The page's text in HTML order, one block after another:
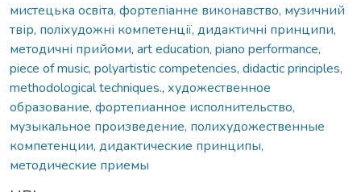
мистецька освіта, фортепіанне виконавство, музичний
твір, поліхудожні компетенції, дидактичні принципи,
методичні прийоми, art education, piano performance,
piece of music, polyartistic competencies, didactic principles,
methodological techniques., художественное
образование, фортепианное исполнительство,
музыкальное произведение, полихудожественные
компетенции, дидактические принципы,
методические приемы